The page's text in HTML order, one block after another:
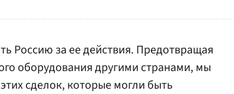
Россию за ее действия. Предотвращая
оборудования другими странами, мы
сделок, которые могли быть